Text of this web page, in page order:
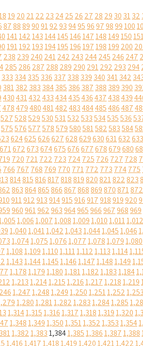
19 20 2122 23 2425 26 27 28 29 30 3132
87888990919293949596979899100
141142143144145146147148149150
191192193194195196197198199 200
238 239 240 241242 243 244245 246 247
285 286 287 288 289 290 291292 293 294
333 334335 336 337 338 339 340 341342
381382 383 384385 386 387 388 389 390
430431432433434435436437438439
478479480481482483484485486487
527528529530531532533534535536
575576577578579580581582583584
624625626627628629630631632633
671672673674675676677678679680
720 721722 723 724725 726 727 728
766 767 768 769 770 771772 773 774775
814815816817818819820821822823
863864865866867868869870871872
911912913914915916917918919920
960961962963964965966967968969
1,0061,0071,0081,0091,0101,0111,012
1,0401,0411,0421,0431,0441,0451,046
1,0741,0751,0761,0771,0781,0791,080
1,1081,1091,1101,1111,1121,1131,114
1,1431,1441,1451,1461,1471,1481,149
1,1781,1791,1801,1811,1821,1831,184
1,2131,2141,2151,2161,2171,2181,219
1,2471,2481,2491,2501,2511,2521,253
1,2801,2811,2821,2831,2841,285
1,3141,3151,3161,3171,3181,3191,320
1,3481,3491,3501,3511,3521,3531,354
1,3821,3831,3841,3851,3861,3871,388
1,4161,4171,4181,4191,4201,4211,422